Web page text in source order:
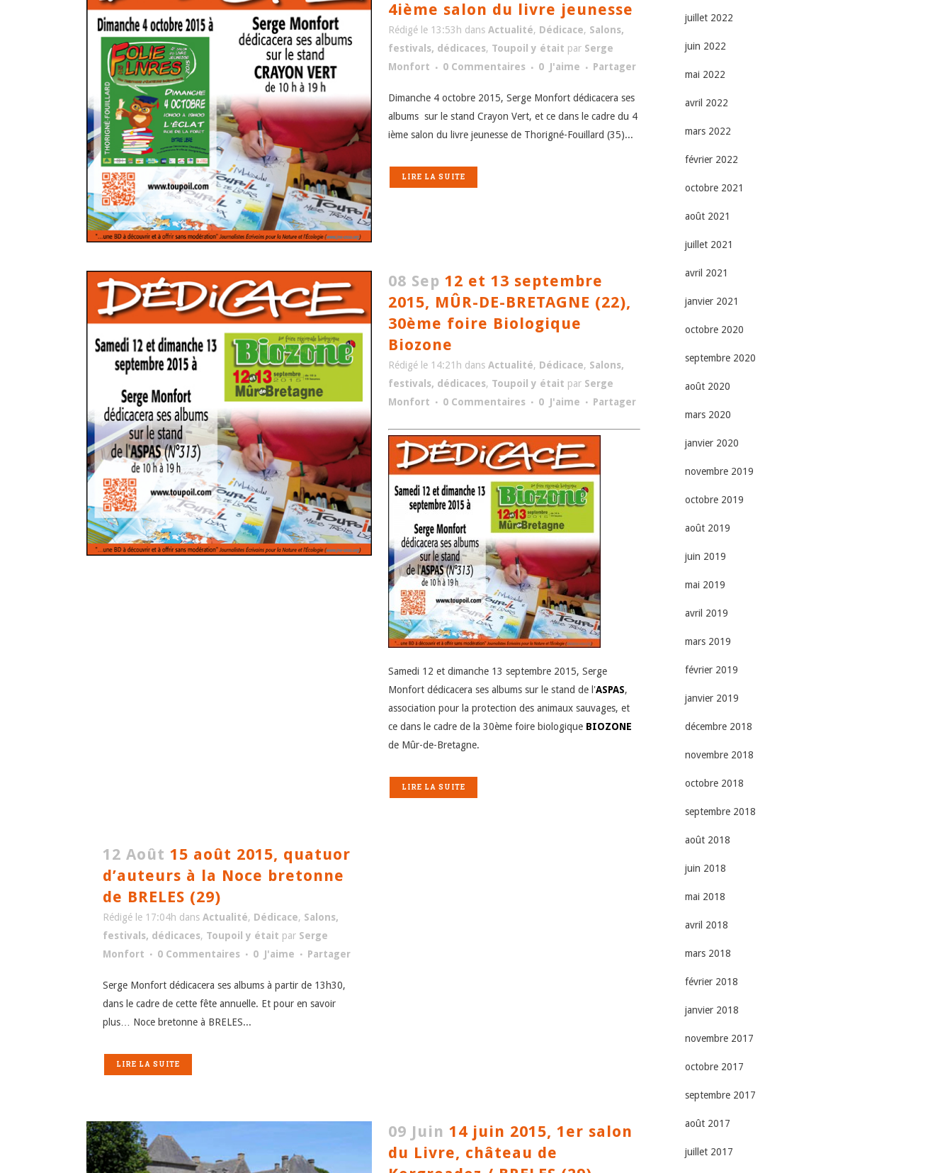
4ième salon du livre jeunesse
Rédigé le 13:53h dans Actualité, Dédicace, Salons,
festivals, dédicaces, Toupoil y était par Serge
Monfort
0 Commentaires 0 J'aime Partager
Dimanche 4 octobre 2015, Serge Monfort dédicacera ses
albums sur le stand Crayon Vert, et ce dans le cadre du 4
ième salon du livre jeunesse de Thorigné-Fouillard (35)...
LIRE LA SUITE
08 Sep 12 et 13 septembre
2015, MÛR-DE-BRETAGNE (22),
30ème foire Biologique
Biozone
Rédigé le 14:21h dans Actualité, Dédicace, Salons,
festivals, dédicaces, Toupoil y était par Serge
Monfort
0 Commentaires 0 J'aime Partager
Samedi 12 et dimanche 13 septembre 2015, Serge
Monfort dédicacera ses albums sur le stand de l'ASPAS,
association pour la protection des animaux sauvages, et
ce dans le cadre de la 30ème foire biologique BIOZONE
de Mûr-de-Bretagne.
LIRE LA SUITE
12 Août 15 août 2015, quatuor
d’auteurs à la Noce bretonne
de BRELES (29)
Rédigé le 17:04h dans Actualité, Dédicace, Salons,
festivals, dédicaces, Toupoil y était par Serge
Monfort
0 Commentaires 0 J'aime Partager
Serge Monfort dédicacera ses albums à partir de 13h30,
dans le cadre de cette fête annuelle. Et pour en savoir
plus… Noce bretonne à BRELES...
LIRE LA SUITE
09 Juin 14 juin 2015, 1er salon
du Livre, château de
juillet 2022
juin 2022
mai 2022
avril 2022
mars 2022
février 2022
octobre 2021
août 2021
juillet 2021
avril 2021
janvier 2021
octobre 2020
septembre 2020
août 2020
mars 2020
janvier 2020
novembre 2019
octobre 2019
août 2019
juin 2019
mai 2019
avril 2019
mars 2019
février 2019
janvier 2019
décembre 2018
novembre 2018
octobre 2018
septembre 2018
août 2018
juin 2018
mai 2018
avril 2018
mars 2018
février 2018
janvier 2018
novembre 2017
octobre 2017
septembre 2017
août 2017
juillet 2017